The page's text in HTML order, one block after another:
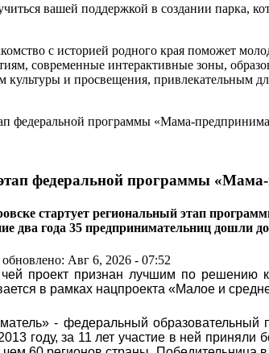
вашей поддержкой в создании парка,
с историей родного края поможет
современные интерактивные зоны,
и просвещения, привлекательным
федеральной программы
стартует региональный этап
два года 35 предпринимательниц дошли
обновлено: Авг 6, 2026 - 07:52
проект признан лучшим по решению
в рамках нацпроекта «Малое и
- федеральный
году, за 11 лет участие в ней